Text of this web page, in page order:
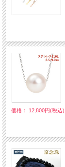
価格： 12,800円(税込)